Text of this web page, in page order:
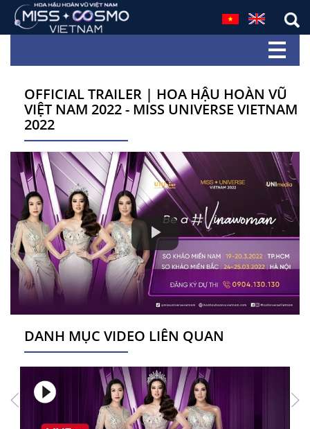
OFFICIAL TRAILER | HOA HẬU HOÀN VŨ
VIỆT NAM 2022 - MISS UNIVERSE VIETNAM
2022
Play
Video
DANH MỤC VIDEO LIÊN QUAN